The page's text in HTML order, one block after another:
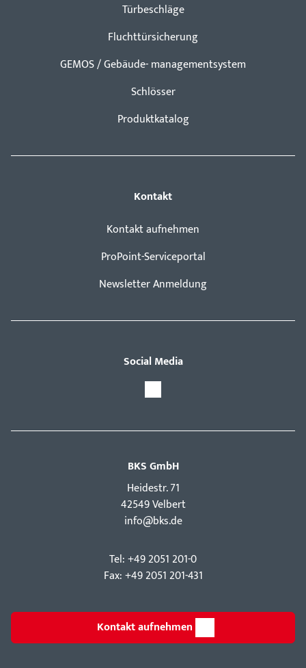
Türbeschläge
Fluchttürsicherung
GEMOS / Gebäude- managementsystem
Schlösser
Produktkatalog
Kontakt
Kontakt aufnehmen
ProPoint-Serviceportal
Newsletter Anmeldung
Social Media
BKS GmbH
Hei­destr. 71
42549 Velbert
info@bks.de
Tel: +49 2051 201-0
Fax: +49 2051 201-431
Kontakt aufnehmen